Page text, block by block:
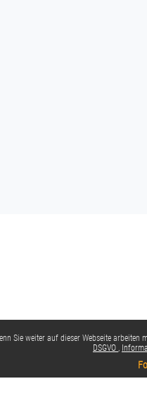
Sie weiter auf dieser Webseite arbeiten
DSGVO